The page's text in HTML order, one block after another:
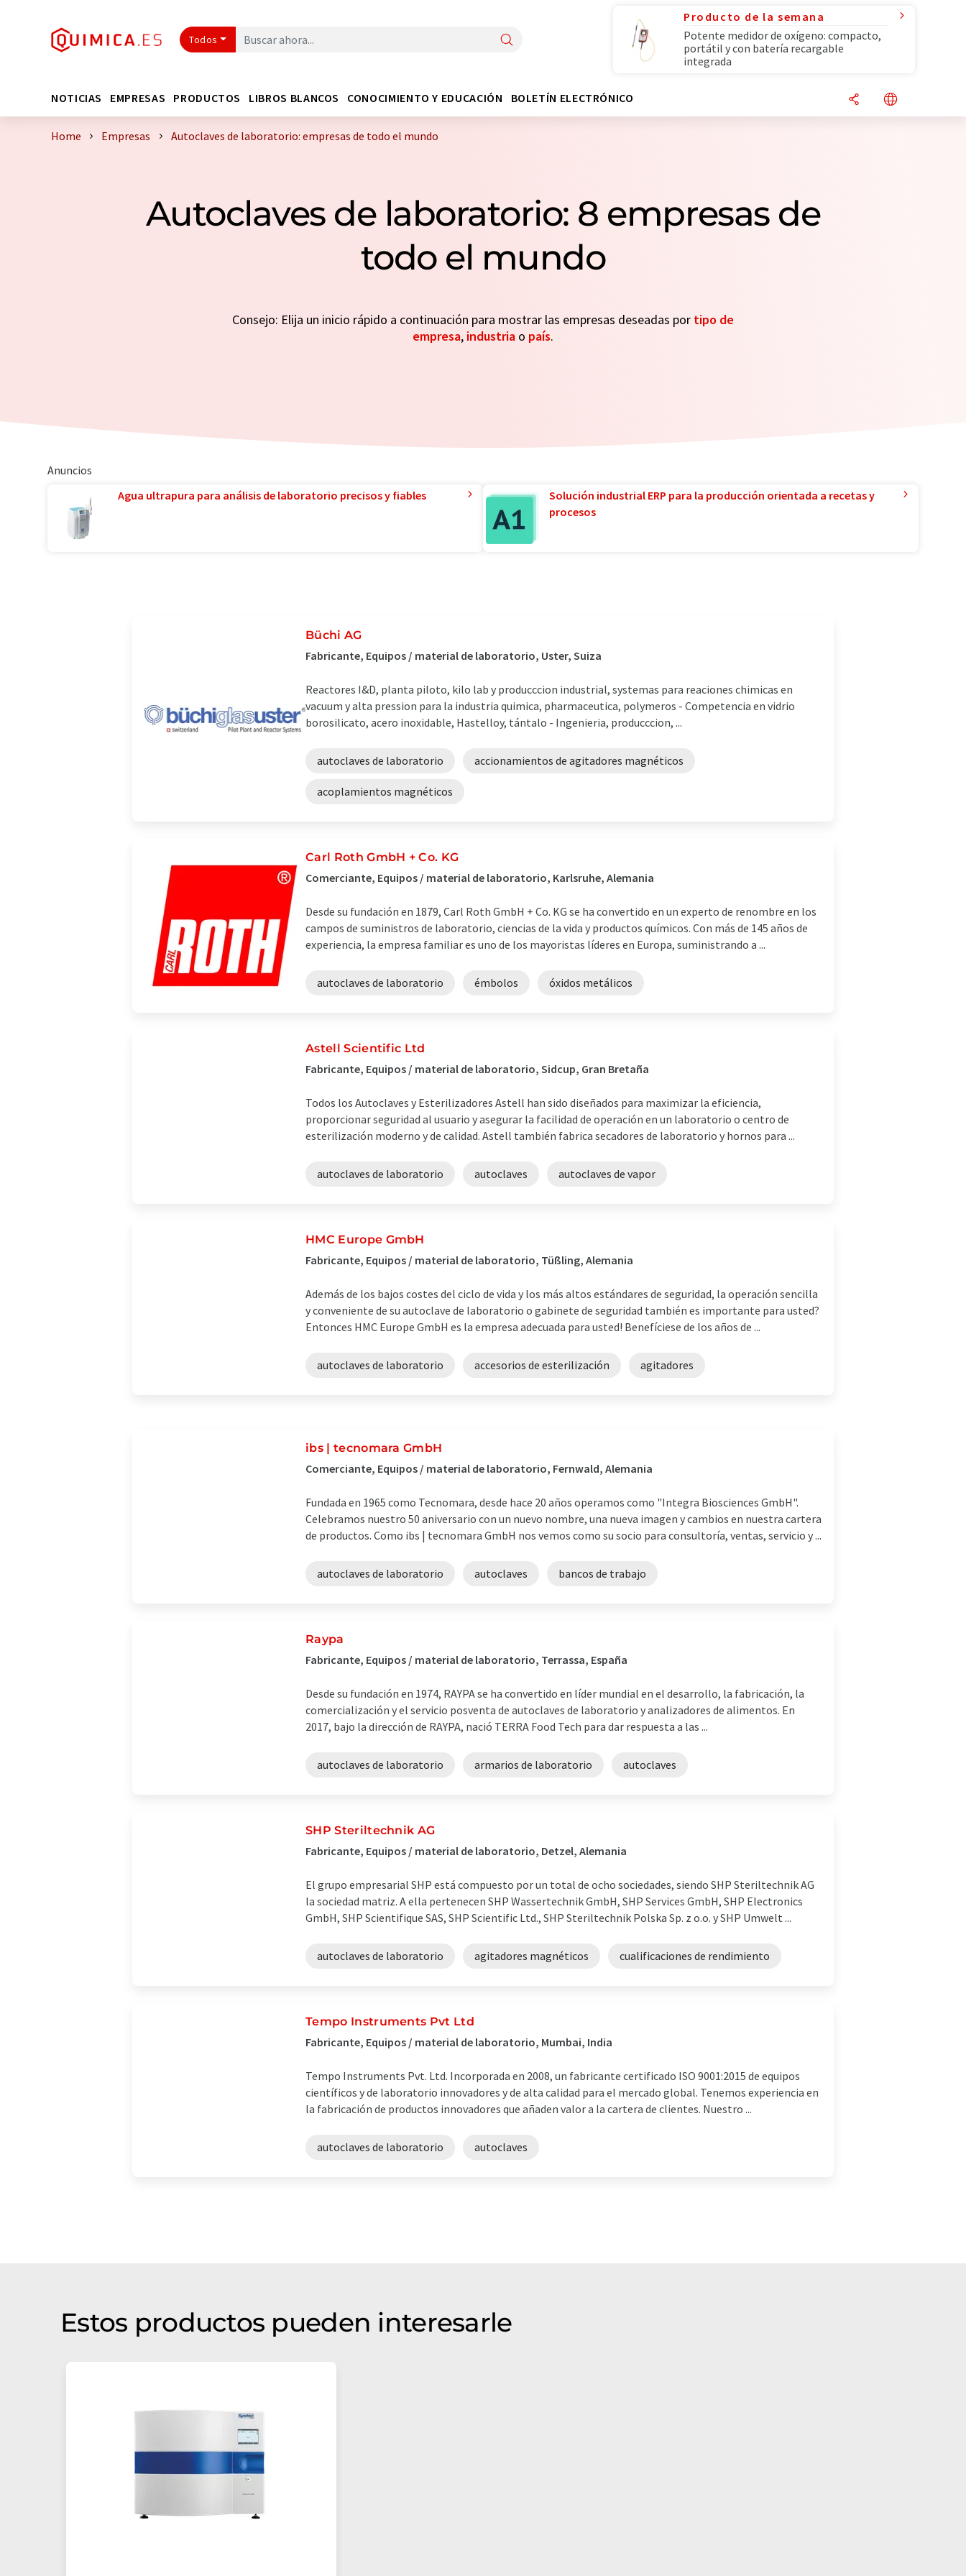
Todos
Producto de la semana
Potente medidor de oxígeno: compacto,
portátil y con batería recargable
integrada
NOTICIAS EMPRESAS PRODUCTOS LIBROS BLANCOS CONOCIMIENTO Y EDUCACIÓN BOLETÍN ELECTRÓNICO
Home Empresas Autoclaves de laboratorio: empresas de todo el mundo
Autoclaves de laboratorio: 8 empresas de
todo el mundo
Consejo: Elija un inicio rápido a continuación para mostrar las empresas deseadas por tipo de
empresa, industria o país.
Anuncios
Agua ultrapura para análisis de laboratorio precisos y fiables
Solución industrial ERP para la producción orientada a recetas y
procesos
Büchi AG
Fabricante, Equipos / material de laboratorio, Uster, Suiza
Reactores I&D, planta piloto, kilo lab y producccion industrial, systemas para reaciones chimicas en
vacuum y alta pression para la industria quimica, pharmaceutica, polymeros - Competencia en vidrio
borosilicato, acero inoxidable, Hastelloy, tántalo - Ingenieria, producccion, ...
autoclaves de laboratorio accionamientos de agitadores magnéticos
acoplamientos magnéticos
Carl Roth GmbH + Co. KG
Comerciante, Equipos / material de laboratorio, Karlsruhe, Alemania
Desde su fundación en 1879, Carl Roth GmbH + Co. KG se ha convertido en un experto de renombre en los
campos de suministros de laboratorio, ciencias de la vida y productos químicos. Con más de 145 años de
experiencia, la empresa familiar es uno de los mayoristas líderes en Europa, suministrando a ...
autoclaves de laboratorio émbolos óxidos metálicos
Astell Scientific Ltd
Fabricante, Equipos / material de laboratorio, Sidcup, Gran Bretaña
Todos los Autoclaves y Esterilizadores Astell han sido diseñados para maximizar la eficiencia,
proporcionar seguridad al usuario y asegurar la facilidad de operación en un laboratorio o centro de
esterilización moderno y de calidad. Astell también fabrica secadores de laboratorio y hornos para ...
autoclaves de laboratorio autoclaves autoclaves de vapor
HMC Europe GmbH
Fabricante, Equipos / material de laboratorio, Tüßling, Alemania
Además de los bajos costes del ciclo de vida y los más altos estándares de seguridad, la operación sencilla
y conveniente de su autoclave de laboratorio o gabinete de seguridad también es importante para usted?
Entonces HMC Europe GmbH es la empresa adecuada para usted! Benefíciese de los años de ...
autoclaves de laboratorio accesorios de esterilización agitadores
ibs | tecnomara GmbH
Comerciante, Equipos / material de laboratorio, Fernwald, Alemania
Fundada en 1965 como Tecnomara, desde hace 20 años operamos como "Integra Biosciences GmbH".
Celebramos nuestro 50 aniversario con un nuevo nombre, una nueva imagen y cambios en nuestra cartera
de productos. Como ibs | tecnomara GmbH nos vemos como su socio para consultoría, ventas, servicio y ...
autoclaves de laboratorio autoclaves bancos de trabajo
Raypa
Fabricante, Equipos / material de laboratorio, Terrassa, España
Desde su fundación en 1974, RAYPA se ha convertido en líder mundial en el desarrollo, la fabricación, la
comercialización y el servicio posventa de autoclaves de laboratorio y analizadores de alimentos. En
2017, bajo la dirección de RAYPA, nació TERRA Food Tech para dar respuesta a las ...
autoclaves de laboratorio armarios de laboratorio autoclaves
SHP Steriltechnik AG
Fabricante, Equipos / material de laboratorio, Detzel, Alemania
El grupo empresarial SHP está compuesto por un total de ocho sociedades, siendo SHP Steriltechnik AG
la sociedad matriz. A ella pertenecen SHP Wassertechnik GmbH, SHP Services GmbH, SHP Electronics
GmbH, SHP Scientifique SAS, SHP Scientific Ltd., SHP Steriltechnik Polska Sp. z o.o. y SHP Umwelt ...
autoclaves de laboratorio agitadores magnéticos cualificaciones de rendimiento
Tempo Instruments Pvt Ltd
Fabricante, Equipos / material de laboratorio, Mumbai, India
Tempo Instruments Pvt. Ltd. Incorporada en 2008, un fabricante certificado ISO 9001:2015 de equipos
científicos y de laboratorio innovadores y de alta calidad para el mercado global. Tenemos experiencia en
la fabricación de productos innovadores que añaden valor a la cartera de clientes. Nuestro ...
autoclaves de laboratorio autoclaves
Estos productos pueden interesarle